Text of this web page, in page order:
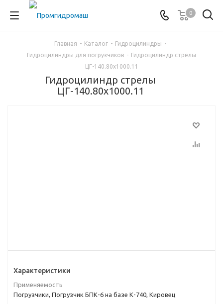
0
Главная - Каталог - Гидроцилиндры -
Гидроцилиндры для погрузчиков - Гидроцилиндр стрелы
ЦГ-140.80х1000.11
Гидроцилиндр стрелы
ЦГ-140.80х1000.11
Характеристики
Применяемость
Погрузчики, Погрузчик БПК-6 на базе К-740, Кировец